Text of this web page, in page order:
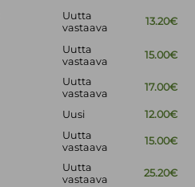
Uutta
vastaava
13.20€
Uutta
vastaava
15.00€
Uutta
vastaava
17.00€
Uusi 12.00€
Uutta
vastaava
15.00€
Uutta
vastaava
25.20€